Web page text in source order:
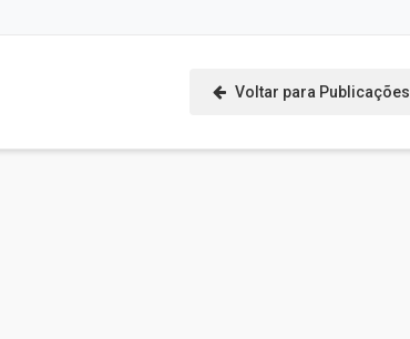
Voltar para Publicações